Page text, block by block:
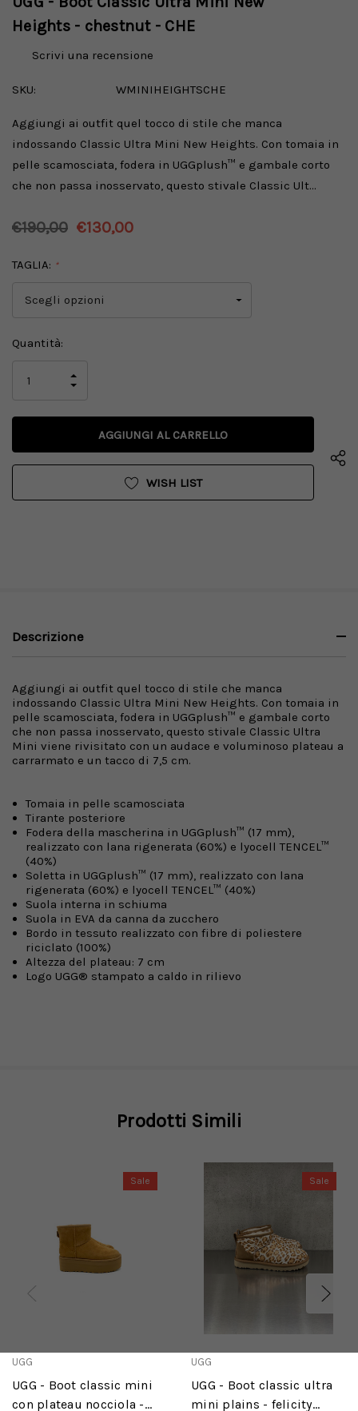
Heights - chestnut - CHE
Scrivi una recensione
SKU: WMINIHEIGHTSCHE
Aggiungi ai outfit quel tocco di stile che manca
indossando Classic Ultra Mini New Heights. Con tomaia in
pelle scamosciata, fodera in UGGplush™ e gambale corto
che non passa inosservato, questo stivale Classic Ult…
€190,00 €130,00
TAGLIA: *
Disponibilità
Quantità:
QUANTITÀ
UNDEFINED
AUMENTA
DI
UNDEFINED
WISH LIST
Descrizione
Aggiungi ai outfit quel tocco di stile che manca
indossando Classic Ultra Mini New Heights. Con tomaia in
pelle scamosciata, fodera in UGGplush™ e gambale corto
che non passa inosservato, questo stivale Classic Ultra
Mini viene rivisitato con un audace e voluminoso plateau a
carrarmato e un tacco di 7,5 cm.
Tomaia in pelle scamosciata
Tirante posteriore
Fodera della mascherina in UGGplush™ (17 mm),
realizzato con lana rigenerata (60%) e lyocell TENCEL™
(40%)
Soletta in UGGplush™ (17 mm), realizzato con lana
rigenerata (60%) e lyocell TENCEL™ (40%)
Suola interna in schiuma
Suola in EVA da canna da zucchero
Bordo in tessuto realizzato con fibre di poliestere
riciclato (100%)
Altezza del plateau: 7 cm
Logo UGG® stampato a caldo in rilievo
Prodotti Simili
Sale
UGG
UGG - Boot classic mini
con plateau nocciola -
Sale
UGG
UGG - Boot classic ultra
mini plains - felicity